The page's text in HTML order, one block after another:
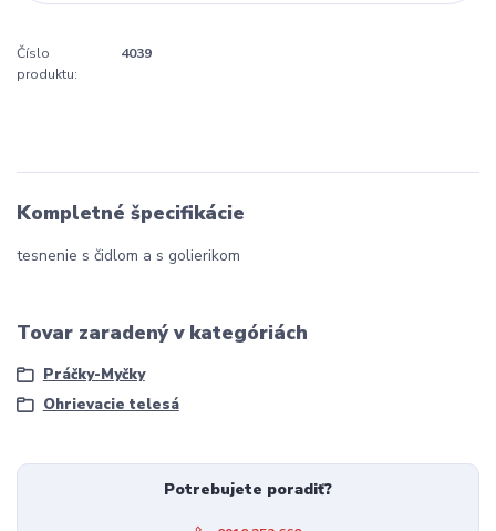
Číslo
produktu:
4039
Kompletné špecifikácie
tesnenie s čidlom a s golierikom
Tovar zaradený v kategóriách
Práčky-Myčky
Ohrievacie telesá
Potrebujete poradiť?